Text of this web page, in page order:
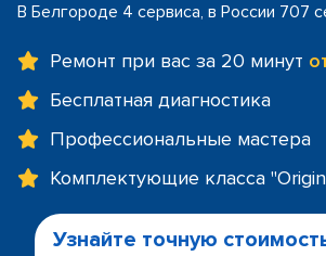
В Белгороде 4 сервиса, в России 707
Ремонт при вас за 20 минут
Бесплатная диагностика
Профессиональные мастера
Комплектующие класса
Узнайте точную